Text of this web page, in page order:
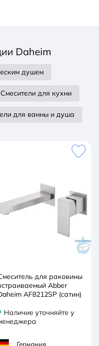
Daheim
душем
Смесители для кухни
для ванны и душа
для раковины
Abber
AF8212SP (сатин)
Наличие уточняйте у
Германия